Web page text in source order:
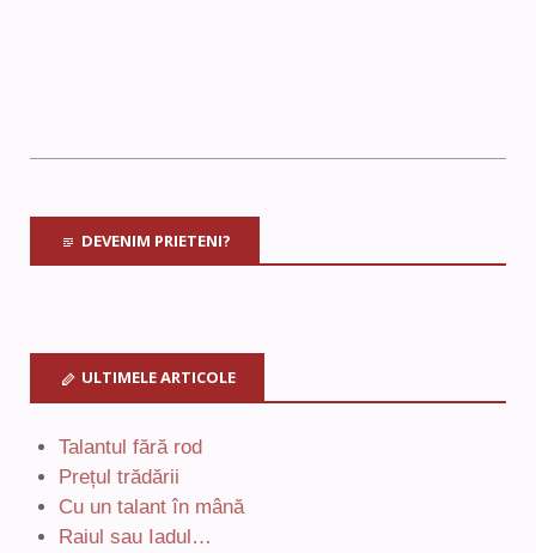
DEVENIM PRIETENI?
ULTIMELE ARTICOLE
Talantul fără rod
Prețul trădării
Cu un talant în mână
Raiul sau Iadul…